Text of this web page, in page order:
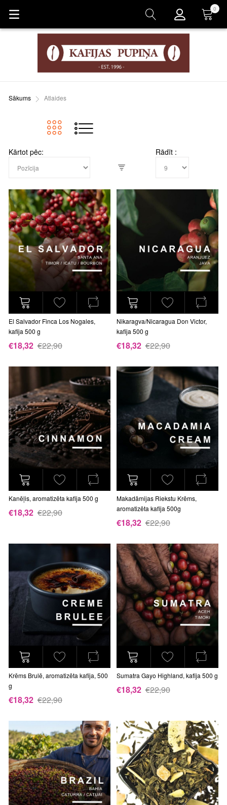
Grozs
0
Sākums Atlaides
Kārtot pēc Rādīt
El Salvador Finca Los Nogales,
kafija 500 g
€18,32 €22,90
Nikaragva/Nicaragua Don Victor,
kafija 500 g
€18,32 €22,90
Kanēļis, aromatizēta kafija 500 g
€18,32 €22,90
Makadāmijas Riekstu Krēms,
aromatizēta kafija 500g
€18,32 €22,90
Krēms Brulē, aromatizēta kafija, 500
g
€18,32 €22,90
Sumatra Gayo Highland, kafija 500 g
€18,32 €22,90